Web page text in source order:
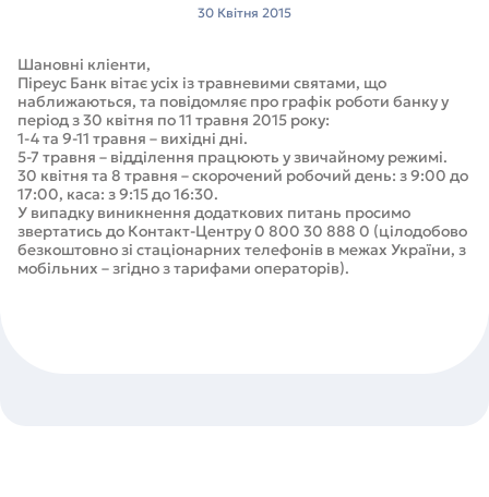
30 Квітня 2015
Шановні кліенти,
Піреус Банк вітає усіх із травневими святами, що
наближаються, та повідомляє про графік роботи банку у
період з 30 квітня по 11 травня 2015 року:
1-4 та 9-11 травня – вихідні дні.
5-7 травня – відділення працюють у звичайному режимі.
30 квітня та 8 травня – скорочений робочий день: з 9:00 до
17:00, каса: з 9:15 до 16:30.
У випадку виникнення додаткових питань просимо
звертатись до Контакт-Центру 0 800 30 888 0 (цілодобово
безкоштовно зі стаціонарних телефонів в межах України, з
мобільних – згідно з тарифами операторів).